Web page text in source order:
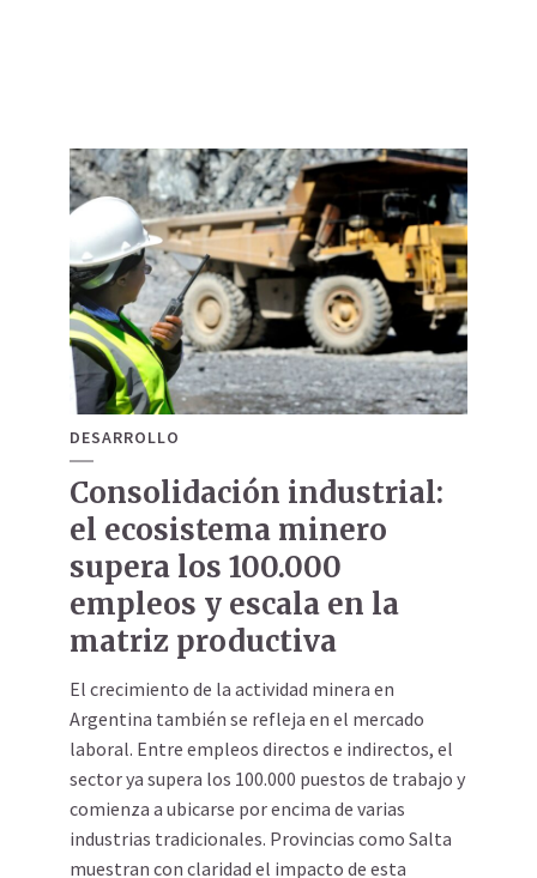
DESARROLLO
Consolidación industrial:
el ecosistema minero
supera los 100.000
empleos y escala en la
matriz productiva
El crecimiento de la actividad minera en
Argentina también se refleja en el mercado
laboral. Entre empleos directos e indirectos, el
sector ya supera los 100.000 puestos de trabajo y
comienza a ubicarse por encima de varias
industrias tradicionales. Provincias como Salta
muestran con claridad el impacto de esta